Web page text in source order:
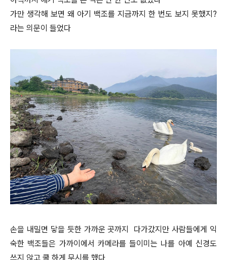
가만 생각해 보면 왜 아기 백조를 지금까지 한 번도 보지 못했지?
라는 의문이 들었다
손을 내밀면 닿을 듯한 가까운 곳까지 다가갔지만 사람들에게 익
숙한 백조들은 가까이에서 카메라를 들이미는 나를 아예 신경도
쓰지 않고 쿨 하게 무시를 했다